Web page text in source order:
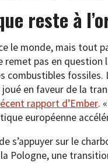
reste à
le monde, mais tout
remet pas en
combustibles
en faveur de la
rapport d’Ember.
européenne
s’appuyer sur le
Pologne, une